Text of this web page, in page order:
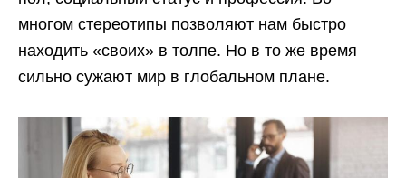
многом стереотипы позволяют нам быстро
находить «своих» в толпе. Но в то же время
сильно сужают мир в глобальном плане.